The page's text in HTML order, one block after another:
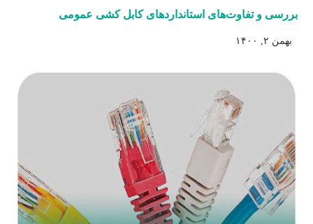
بررسی و تفاوت‌های استانداردهای کابل کشی عمومی
بهمن ۲, ۱۴۰۰